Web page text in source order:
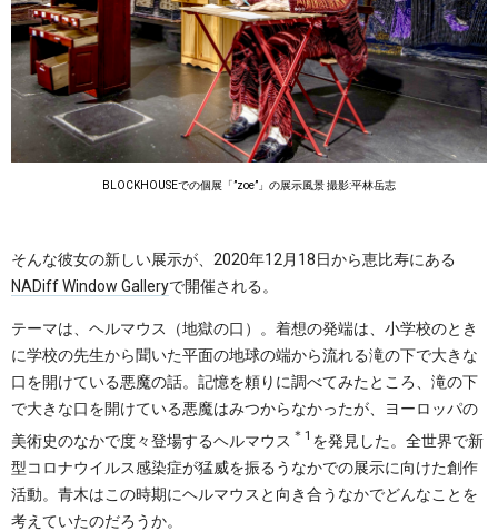
BLOCKHOUSEでの個展「”zoe”」の展示風景 撮影:平林岳志
そんな彼女の新しい展示が、2020年12月18日から恵比寿にある
NADiff Window Galleryで開催される。
テーマは、ヘルマウス（地獄の口）。着想の発端は、小学校のとき
に学校の先生から聞いた平面の地球の端から流れる滝の下で大きな
口を開けている悪魔の話。記憶を頼りに調べてみたところ、滝の下
で大きな口を開けている悪魔はみつからなかったが、ヨーロッパの
美術史のなかで度々登場するヘルマウス ＊1 を発見した。全世界で新
型コロナウイルス感染症が猛威を振るうなかでの展示に向けた創作
活動。青木はこの時期にヘルマウスと向き合うなかでどんなことを
考えていたのだろうか。